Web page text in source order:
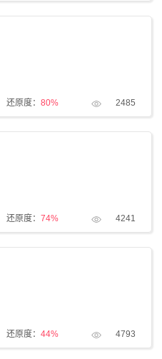
还原度： 80% 2485
还原度： 74% 4241
还原度： 44% 4793